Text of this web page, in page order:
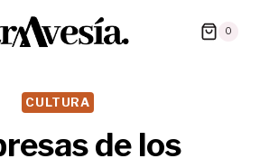
0
CULTURA
de los